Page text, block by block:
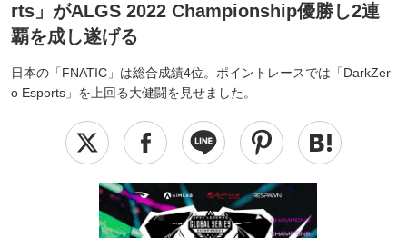
rts」がALGS 2022 Championship優勝し2連
覇を成し遂げる
日本の「FNATIC」は総合成績4位。ポイントレースでは「DarkZer
o Esports」を上回る大健闘を見せました。